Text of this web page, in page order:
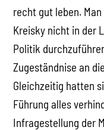
recht gut leben.
Kreisky nicht in der
Politik
Zugeständnise an
Gleichzeitig hatten
Führung alles
Infragestellung der